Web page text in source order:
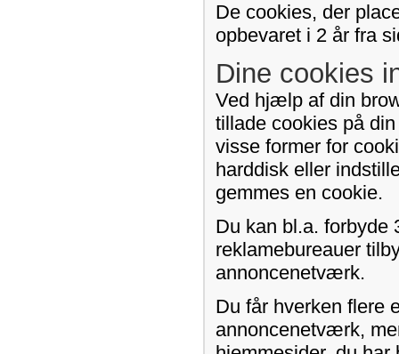
De cookies, der
opbevaret i 2 år fra
Dine cookies
Ved hjælp af din
tillade cookies på
visse former for
harddisk eller
gemmes en cookie.
Du kan bl.a. forbyde
reklamebureauer
annoncenetværk.
Du får hverken flere
annoncenetværk,